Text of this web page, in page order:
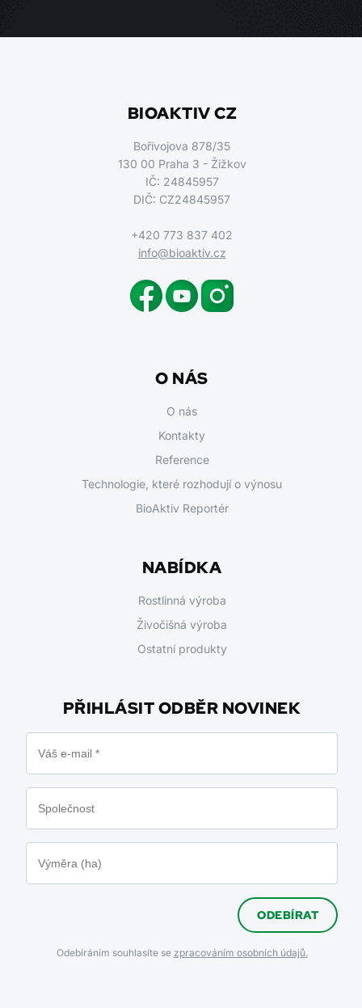
BIOAKTIV CZ
Bořivojova 878/35
130 00 Praha 3 - Žižkov
IČ: 24845957
DIČ: CZ24845957
+420 773 837 402
info@bioaktiv.cz
O NÁS
O nás
Kontakty
Reference
Technologie, které rozhodují o výnosu
BioAktiv Reportér
NABÍDKA
Rostlinná výroba
Živočišná výroba
Ostatní produkty
PŘIHLÁSIT ODBĚR NOVINEK
ODEBÍRAT
Odebíráním souhlasíte se zpracováním osobních údajů.